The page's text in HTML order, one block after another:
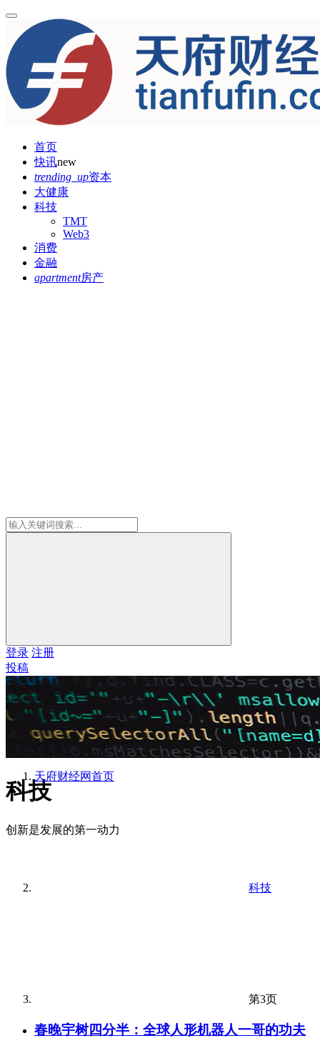
首页
快讯new
trending_up资本
大健康
科技
TMT
Web3
消费
金融
apartment房产
登录 注册
投稿
科技
创新是发展的第一动力
天府财经网首页
科技
第3页
春晚宇树四分半：全球人形机器人一哥的功夫